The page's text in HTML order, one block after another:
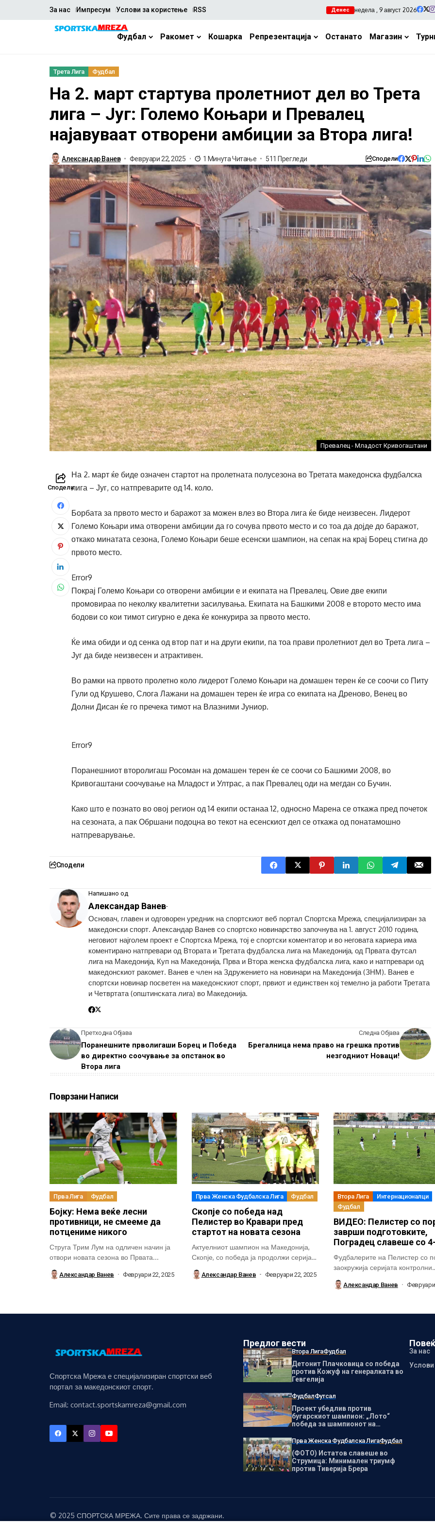
За нас Импресум Услови за користење RSS Денес недела , 9 август 2026
Фудбал Ракомет Кошарка Репрезентација Останато Магазин
Трета Лига Фудбал
На 2. март стартува пролетниот дел во Трета
лига – Југ: Големо Коњари и Превалец
најавуваат отворени амбиции за Втора лига!
Александар Ванев Февруари 22, 2025 1 Минута Читање 511 Прегледи Сподели
Превалец - Младост Кривогаштани
Сподели
На 2. март ќе биде означен стартот на пролетната полусезона во Третата македонска фудбалска
лига – Југ, со натпреварите од 14. коло.
Борбата за првото место и баражот за можен влез во Втора лига ќе биде неизвесен. Лидерот
Големо Коњари има отворени амбиции да го сочува првото место и со тоа да дојде до баражот,
откако минатата сезона, Големо Коњари беше есенски шампион, на сепак на крај Борец стигна до
првото место.
Error9
Покрај Големо Коњари со отворени амбиции е и екипата на Превалец. Овие две екипи
промовираа по неколку квалитетни засилувања. Екипата на Башкими 2008 е второто место има
бодови со кои тимот сигурно е дека ќе конкурира за првото место.
Ќе има обиди и од сенка од втор пат и на други екипи, па тоа прави пролетниот дел во Трета лига –
Југ да биде неизвесен и атрактивен.
Во рамки на првото пролетно коло лидерот Големо Коњари на домашен терен ќе се соочи со Питу
Гули од Крушево, Слога Лажани на домашен терен ќе игра со екипата на Дреново, Венец во
Долни Дисан ќе го пречека тимот на Влазними Јуниор.
Error9
Поранешниот второлигаш Росоман на домашен терен ќе се соочи со Башкими 2008, во
Кривогаштани соочување на Младост и Ултрас, а пак Превалец оди на мегдан со Бучин.
Како што е познато во овој регион од 14 екипи останаа 12, односно Марена се откажа пред почеток
на сезоната, а пак Обршани подоцна во текот на есенскиот дел се откажа од понатамошно
натпреварување.
Сподели
Напишано од
Александар Ванев-
Основач, главен и одговорен уредник на спортскиот веб портал Спортска Мрежа, специјализиран за
македонски спорт. Александар Ванев со спортско новинарство започнува на 1. август 2010 година,
неговиот најголем проект е Спортска Мрежа, тој е спортски коментатор и во неговата кариера има
коментирано натпревари од Втората и Третата фудбалска лига на Македонија, од Првата футсал
лига на Македонија, Куп на Македонија, Прва и Втора женска фудбалска лига, како и натпревари од
македонскиот ракомет. Ванев е член на Здружението на новинари на Македонија (ЗНМ). Ванев е
спортски новинар посветен на македонскиот спорт, првиот и единствен кој темелно ја работи Третата
и Четвртата (општинската лига) во Македонија.
Претходна Објава
Поранешните прволигаши Борец и Победа
во директно соочување за опстанок во
Втора лига
Следна Објава
Брегалница нема право на грешка против
незгодниот Новаци!
Поврзани Написи
Прва Лига Фудбал
Бојку: Нема веќе лесни
противници, не смееме да
потцениме никого
Струга Трим Лум на одличен начин ја
отвори новата сезона во Првата...
Александар Ванев Февруари 22, 2025
Прва Женска Фудбалска Лига Фудбал
Скопје со победа над
Пелистер во Кравари пред
стартот на новата сезона
Актуелниот шампион на Македонија,
Скопје, со победа ја продолжи серијата
Александар Ванев Февруари 22, 2025
Втора Лига
Интернационалци
Фудбал
ВИДЕО: Пелистер со
заврши подготовките,
Поградец славеше со
Фудбалерите на Пелистер со
заокружија серијата контролни
Александар Ванев Февруари
Спортска Мрежа е специјализиран спортски веб
портал за македонскиот спорт.
Email: contact.sportskamreza@gmail.com
Предлог вести
Втора ЛигаФудбал
Детонит Плачковица со победа
против Кожуф на генералката во
Гевгелија
ФудбалФутсал
Проект убедлив против
бугарскиот шампион: „Лото“
победа за шампионот на
Прва Женска Фудбалска ЛигаФудбал
(ФОТО) Истатов славеше во
Струмица: Минимален триумф
против Тиверија Брера
За нас
Услови
© 2025 СПОРТСКА МРЕЖА. Сите права се задржани.